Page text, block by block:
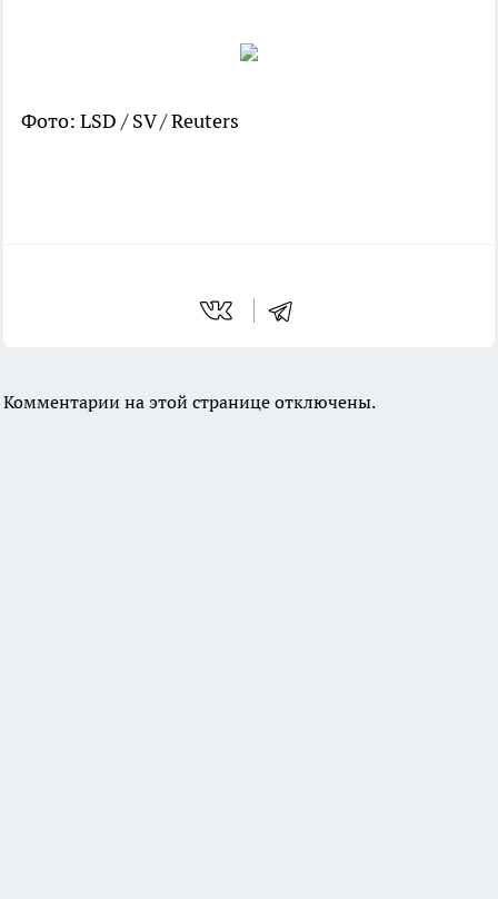
Фото: LSD / SV / Reuters
Комментарии на этой странице отключены.